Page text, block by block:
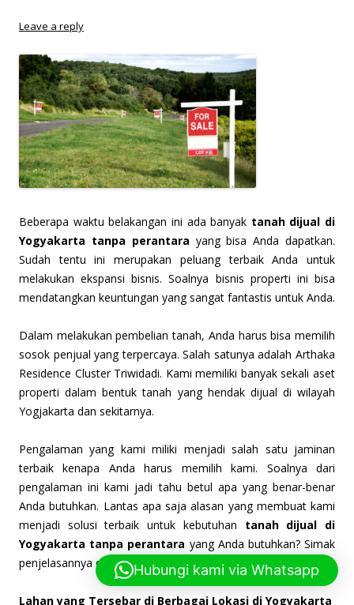
Leave a reply
Beberapa waktu belakangan ini ada banyak tanah dijual di
Yogyakarta tanpa perantara yang bisa Anda dapatkan.
Sudah tentu ini merupakan peluang terbaik Anda untuk
melakukan ekspansi bisnis. Soalnya bisnis properti ini bisa
mendatangkan keuntungan yang sangat fantastis untuk Anda.
Dalam melakukan pembelian tanah, Anda harus bisa memilih
sosok penjual yang terpercaya. Salah satunya adalah Arthaka
Residence Cluster Triwidadi. Kami memiliki banyak sekali aset
properti dalam bentuk tanah yang hendak dijual di wilayah
Yogjakarta dan sekitarnya.
Pengalaman yang kami miliki menjadi salah satu jaminan
terbaik kenapa Anda harus memilih kami. Soalnya dari
pengalaman ini kami jadi tahu betul apa yang benar-benar
Anda butuhkan. Lantas apa saja alasan yang membuat kami
menjadi solusi terbaik untuk kebutuhan tanah dijual di
Yogyakarta tanpa perantara yang Anda butuhkan? Simak
penjelasannya di bawah ini.
Lahan yang Tersebar di Berbagai Lokasi di Yogyakarta
Hubungi kami via Whatsapp